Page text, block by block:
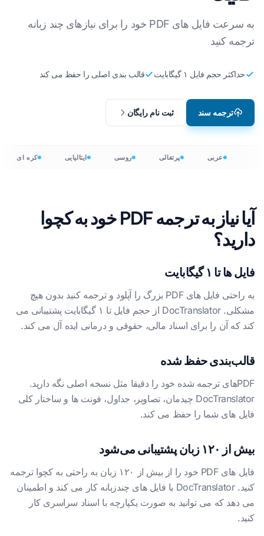
به سرعت فایل های PDF خود را برای نیازهای چند زبانه
ترجمه کنید
حداکثر حجم فایل ۱ گیگابایت قالب بندی اصلی را حفظ می کند
ترجمه سند ثبت نام رایگان
عربی پرتغالی روسی ایتالیایی کره ای
آیا نیاز به ترجمه PDF خود به کچوا
دارید؟
فایل ها تا ۱ گیگابایت
به راحتی فایل های PDF بزرگ را آپلود و ترجمه کنید بدون هیچ
مشکلی. DocTranslator از حجم فایل تا ۱ گیگابایت پشتیبانی می
کند که آن را برای اسناد مالی، حقوقی و درمانی ایده آل می کند.
قالب‌بندی حفظ شده
PDFهای ترجمه شده خود را دقیقا مثل نسخه اصلی نگه دارید.
DocTranslator چیدمان، تصاویر، جداول، فونت ها و ساختار کلی
فایل های شما را حفظ می کند.
بیش از ۱۲۰ زبان پشتیبانی می‌شود
فایل های PDF خود را از بیش از ۱۲۰ زبان به راحتی به کچوا ترجمه
کنید. DocTranslator با فایل های چندزبانه کار می کند و اطمینان
می دهد که می توانید به صورت یکپارچه با اسناد سراسری کار
کنید.